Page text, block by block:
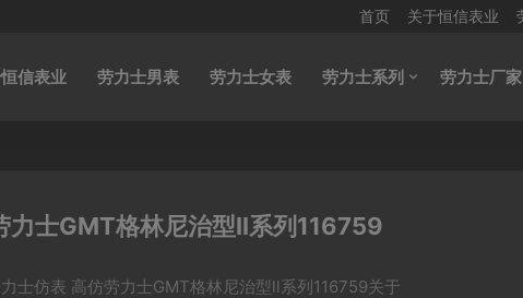
首页 关于恒信表业
信表业 劳力士男表 劳力士女表 劳力士系列 劳力士厂家
力士GMT格林尼治型ll系列116759
士仿表 高仿劳力士GMT格林尼治型ll系列116759关于